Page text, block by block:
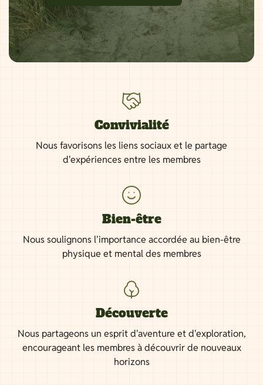
Convivialité
Nous favorisons les liens sociaux et le partage
d'expériences entre les membres
Bien-être
Nous soulignons l'importance accordée au bien-être
physique et mental des membres
Découverte
Nous partageons un esprit d'aventure et d'exploration,
encourageant les membres à découvrir de nouveaux
horizons